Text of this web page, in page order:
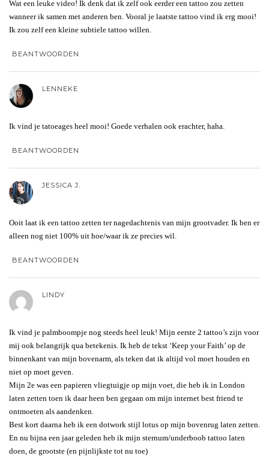
Wat een leuke video! Ik denk dat ik zelf ook eerder een tattoo zou zetten
wanneer ik samen met anderen ben. Vooral je laatste tattoo vind ik erg mooi!
Ik zou zelf een kleine subtiele tattoo willen.
BEANTWOORDEN
LENNEKE
Ik vind je tatoeages heel mooi! Goede verhalen ook erachter, haha.
BEANTWOORDEN
JESSICA J.
Ooit laat ik een tattoo zetten ter nagedachtenis van mijn grootvader. Ik ben er
alleen nog niet 100% uit hoe/waar ik ze precies wil.
BEANTWOORDEN
LINDY
Ik vind je palmboompje nog steeds heel leuk! Mijn eerste 2 tattoo’s zijn voor
mij ook belangrijk qua betekenis. Ik heb de tekst ‘Keep your Faith’ op de
binnenkant van mijn bovenarm, als teken dat ik altijd vol moet houden en
niet op moet geven.
Mijn 2e was een papieren vliegtuigje op mijn voet, die heb ik in London
laten zetten toen ik daar heen ben gegaan om mijn internet best friend te
ontmoeten als aandenken.
Best kort daarna heb ik een dotwork stijl lotus op mijn bovenrug laten zetten.
En nu bijna een jaar geleden heb ik mijn sternum/underboob tattoo laten
doen, de grootste (en pijnlijkste tot nu toe)